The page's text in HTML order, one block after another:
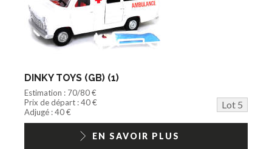
DINKY TOYS (GB) (1)
Estimation : 70/80 €
Prix de départ : 40 €
Lot 5
Adjugé : 40 €
EN SAVOIR PLUS